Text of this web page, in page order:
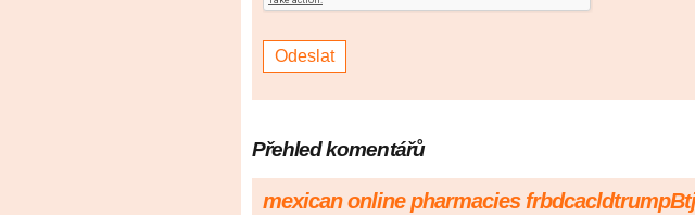
Přehled komentářů
mexican online pharmacies